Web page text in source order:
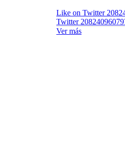
Like on Twitter
Twitter
Ver más